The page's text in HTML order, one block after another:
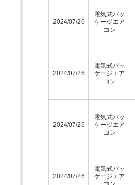
2024/07/26
電気式パッ
ケージエア
コン
2024/07/26
電気式パッ
ケージエア
コン
2024/07/26
電気式パッ
ケージエア
コン
2024/07/26
電気式パッ
ケージエア